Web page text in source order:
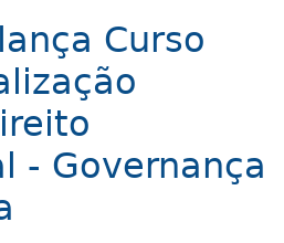
Curso
- Governança